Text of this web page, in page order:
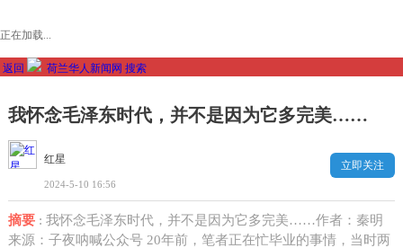
正在加载...
返回 荷兰华人新闻网 搜索
我怀念毛泽东时代，并不是因为它多完美……
红星
2024-5-10 16:56
立即关注
摘要: 我怀念毛泽东时代，并不是因为它多完美……作者：秦明
来源：子夜呐喊公众号 20年前，笔者正在忙毕业的事情，当时两